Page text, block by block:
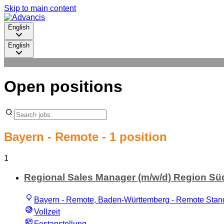
Skip to main content
English
English
Open positions
Bayern - Remote - 1 position
1
Regional Sales Manager (m/w/d) Region
Bayern - Remote, Baden-Württemberg - Remote
Vollzeit